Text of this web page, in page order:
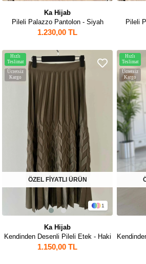
Ka Hijab
Pileli Palazzo Pantolon - Siyah
1.230,00 TL
Pileli
1
Ka Hijab
Kendinden Desenli Pileli Etek - Haki
1.150,00 TL
Ücretsiz
Kargo
Hızlı
Teslimat
ÖZEL FİYATLI ÜRÜN
Ücretsiz
Kargo
Hızlı
Teslimat